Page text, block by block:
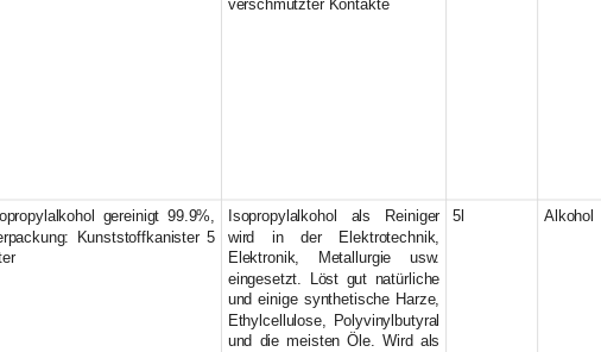
verschmutzter Kontakte
gereinigt 99.9%,
Kunststoffkanister 5
Isopropylalkohol als Reiniger
wird in der Elektrotechnik,
Elektronik, Metallurgie usw.
eingesetzt. Löst gut natürliche
und einige synthetische Harze,
Ethylcellulose, Polyvinylbutyral
und die meisten Öle. Wird als
5l Alkohol